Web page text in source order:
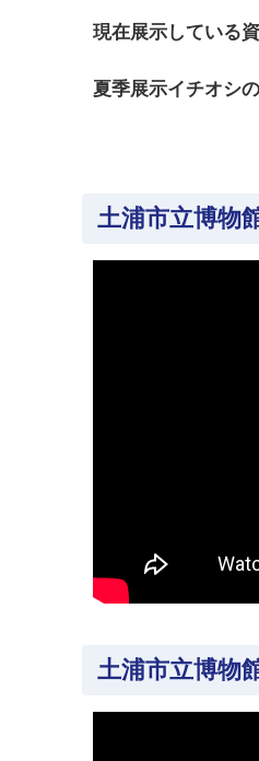
現在展示している
夏季展示イチオシ
土浦市立博物
土浦市立博物